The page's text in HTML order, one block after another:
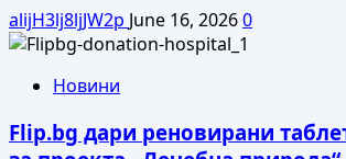
alijH3lj8ljJW2p June 16, 20260
Новини
Flip.bg дари реновирани